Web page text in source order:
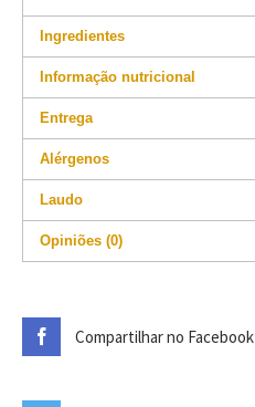
Ingredientes
Informação nutricional
Entrega
Alérgenos
Laudo
Opiniões (0)
Compartilhar no Facebook